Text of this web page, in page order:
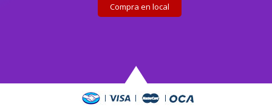
Compra en local